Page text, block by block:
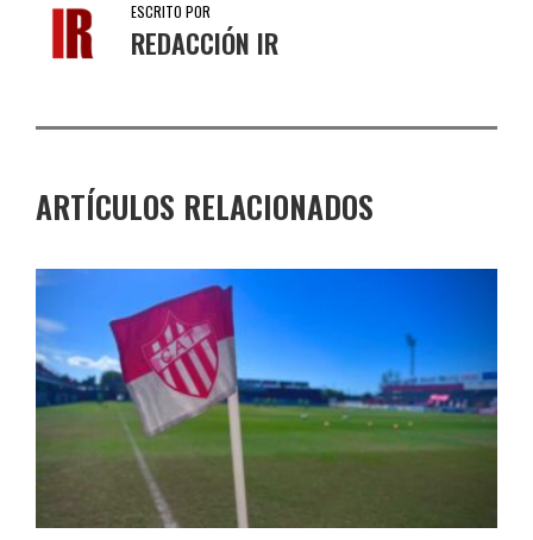
ESCRITO POR
REDACCIÓN IR
ARTÍCULOS RELACIONADOS